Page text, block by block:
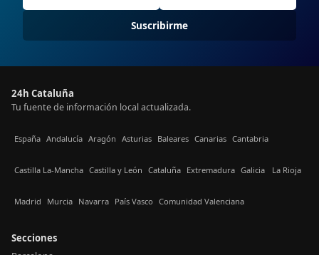
Suscribirme
24h Cataluña
Tu fuente de información local actualizada.
España Andalucía Aragón Asturias Baleares Canarias Cantabria
Castilla La-Mancha Castilla y León Cataluña Extremadura Galicia La Rioja
Madrid Murcia Navarra País Vasco Comunidad Valenciana
Secciones